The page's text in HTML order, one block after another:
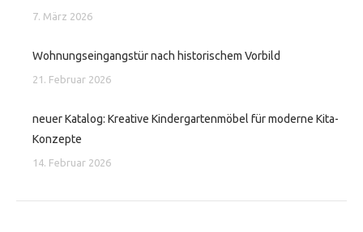
7. März 2026
Wohnungseingangstür nach historischem Vorbild
21. Februar 2026
neuer Katalog: Kreative Kindergartenmöbel für moderne Kita-
Konzepte
14. Februar 2026